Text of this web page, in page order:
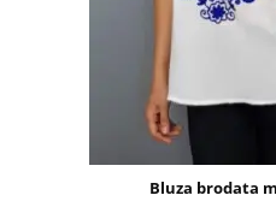
Bluza brodata